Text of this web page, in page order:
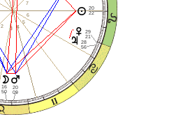
2
3 4
5
6
7
20
22
16
50
29
21
20
09
28
56